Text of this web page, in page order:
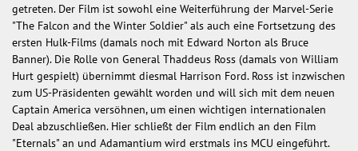
getreten. Der Film ist sowohl eine Weiterführung der Marvel-Serie
"The Falcon and the Winter Soldier" als auch eine Fortsetzung des
ersten Hulk-Films (damals noch mit Edward Norton als Bruce
Banner). Die Rolle von General Thaddeus Ross (damals von William
Hurt gespielt) übernimmt diesmal Harrison Ford. Ross ist inzwischen
zum US-Präsidenten gewählt worden und will sich mit dem neuen
Captain America versöhnen, um einen wichtigen internationalen
Deal abzuschließen. Hier schließt der Film endlich an den Film
"Eternals" an und Adamantium wird erstmals ins MCU eingeführt.